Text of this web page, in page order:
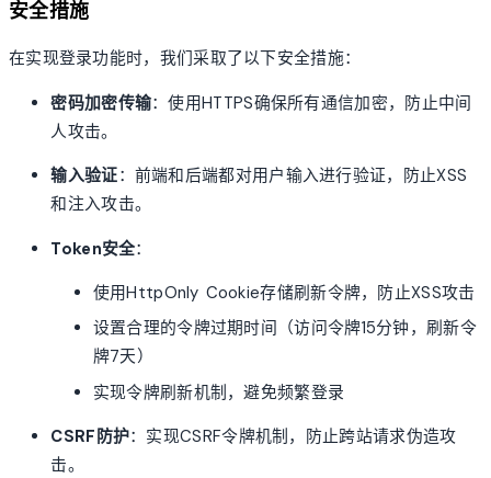
安全措施
在实现登录功能时，我们采取了以下安全措施：
密码加密传输：使用HTTPS确保所有通信加密，防止中间
人攻击。
输入验证：前端和后端都对用户输入进行验证，防止XSS
和注入攻击。
Token安全：
使用HttpOnly Cookie存储刷新令牌，防止XSS攻击
设置合理的令牌过期时间（访问令牌15分钟，刷新令
牌7天）
实现令牌刷新机制，避免频繁登录
CSRF防护：实现CSRF令牌机制，防止跨站请求伪造攻
击。